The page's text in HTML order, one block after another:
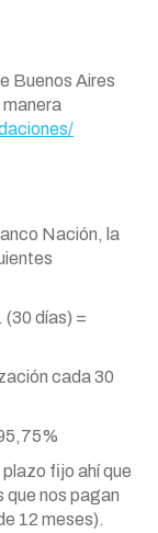
Buenos Aires
manera
Nación, la
días) =
cada 30
plazo fijo ahí que
que nos pagan
12 meses).